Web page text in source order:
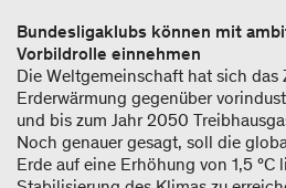
Bundesligaklubs können mit
Vorbildrolle einnehmen
Die Weltgemeinschaft hat sich
Erderwärmung gegenüber
und bis zum Jahr 2050
Noch genauer gesagt, soll die
Erde auf eine Erhöhung von 1,5